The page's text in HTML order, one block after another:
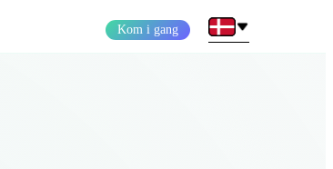
Kom i gang